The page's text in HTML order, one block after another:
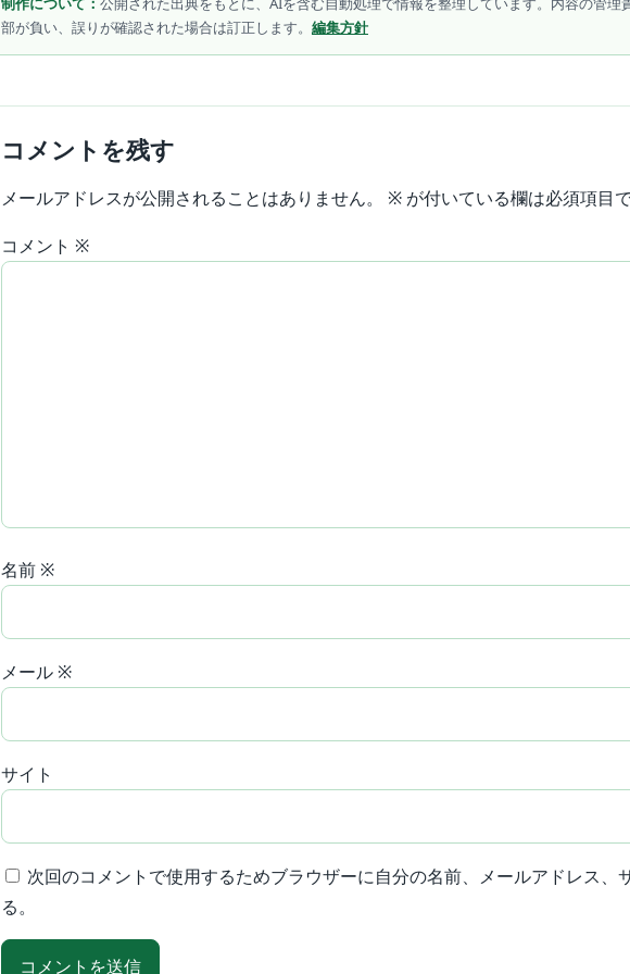
部が負い、誤りが確認された場合は訂正します。 編集方針
コメントを残す
メールアドレスが公開されることはありません。 ※ が付いている欄は必須項目
コメント ※
名前 ※
メール ※
サイト
次回のコメントで使用するためブラウザーに自分の名前、メールアドレス、
る。